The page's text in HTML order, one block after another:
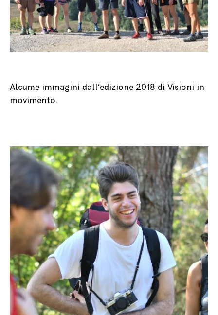
Alcume immagini dall’edizione 2018 di Visioni in
movimento.